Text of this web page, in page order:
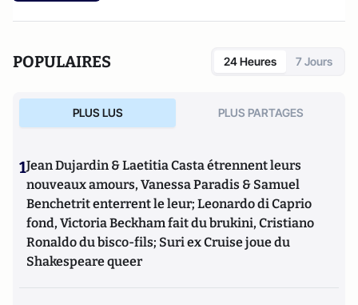
POPULAIRES 24 Heures 7 Jours
PLUS LUS PLUS PARTAGES
1Jean Dujardin & Laetitia Casta étrennent leurs
nouveaux amours, Vanessa Paradis & Samuel
Benchetrit enterrent le leur; Leonardo di Caprio
fond, Victoria Beckham fait du brukini, Cristiano
Ronaldo du bisco-fils; Suri ex Cruise joue du
Shakespeare queer